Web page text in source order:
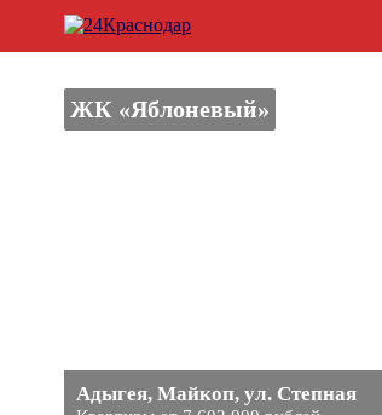
ЖК «Яблоневый»
Адыгея, Майкоп, ул. Степная